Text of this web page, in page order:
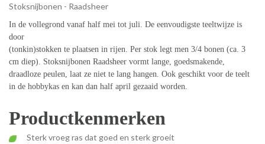
Stoksnijbonen - Raadsheer
In de vollegrond vanaf half mei tot juli. De eenvoudigste teeltwijze is
door
(tonkin)stokken te plaatsen in rijen. Per stok legt men 3/4 bonen (ca. 3
cm diep). Stoksnijbonen Raadsheer vormt lange, goedsmakende,
draadloze peulen, laat ze niet te lang hangen. Ook geschikt voor de teelt
in de hobbykas en kan dan half april gezaaid worden.
Productkenmerken
Sterk vroeg ras dat goed en sterk groeit